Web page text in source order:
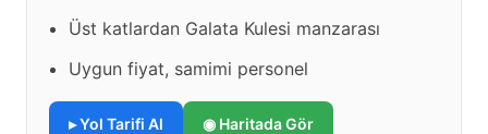
Üst katlardan Galata Kulesi manzarası
Uygun fiyat, samimi personel
▸ Yol Tarifi Al ◉ Haritada Gör